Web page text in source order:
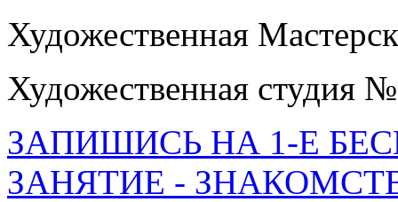
Художественная
Художественная студия
ЗАПИШИСЬ НА 1-Е
ЗАНЯТИЕ -